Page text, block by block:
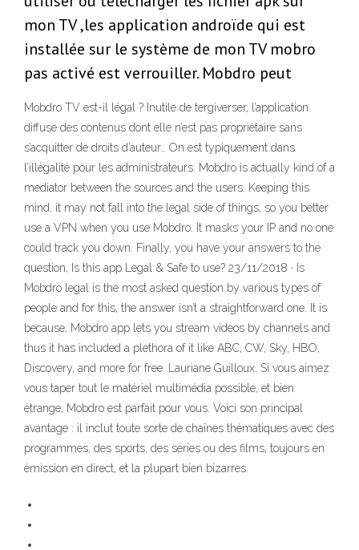
mon TV ,les application androïde qui est
installée sur le système de mon TV mobro
pas activé est verrouiller. Mobdro peut
Mobdro TV est-il légal ? Inutile de tergiverser, l’application
diffuse des contenus dont elle n’est pas propriétaire sans
s’acquitter de droits d’auteur… On est typiquement dans
l’illégalité pour les administrateurs. Mobdro is actually kind of a
mediator between the sources and the users. Keeping this
mind, it may not fall into the legal side of things, so you better
use a VPN when you use Mobdro. It masks your IP and no one
could track you down. Finally, you have your answers to the
question, Is this app Legal & Safe to use? 23/11/2018 · Is
Mobdro legal is the most asked question by various types of
people and for this, the answer isn’t a straightforward one. It is
because, Mobdro app lets you stream videos by channels and
thus it has included a plethora of it like ABC, CW, Sky, HBO,
Discovery, and more for free. Lauriane Guilloux. Si vous aimez
vous taper tout le matériel multimédia possible, et bien
étrange, Mobdro est parfait pour vous. Voici son principal
avantage : il inclut toute sorte de chaînes thématiques avec des
programmes, des sports, des séries ou des films, toujours en
émission en direct, et la plupart bien bizarres.